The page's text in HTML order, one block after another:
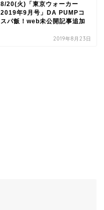
8/20(火)「東京ウォーカー
2019年9月号」DA PUMPコ
スパ飯！web未公開記事追加
2019年8月23日